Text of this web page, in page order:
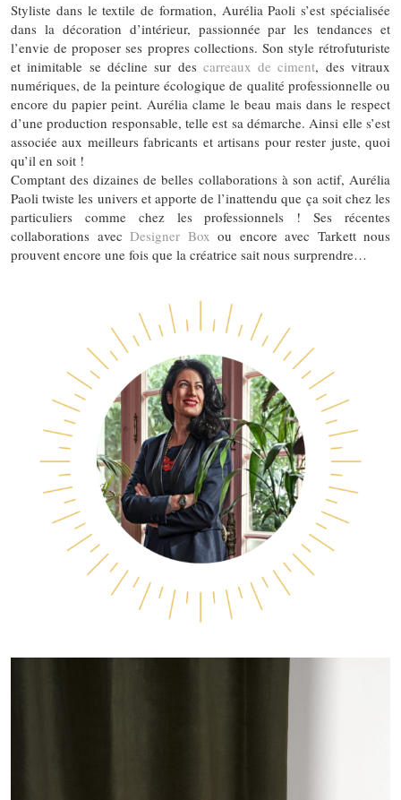
Styliste dans le textile de formation, Aurélia Paoli s’est spécialisée
dans la décoration d’intérieur, passionnée par les tendances et
l’envie de proposer ses propres collections. Son style rétrofuturiste
et inimitable se décline sur des carreaux de ciment, des vitraux
numériques, de la peinture écologique de qualité professionnelle ou
encore du papier peint. Aurélia clame le beau mais dans le respect
d’une production responsable, telle est sa démarche. Ainsi elle s’est
associée aux meilleurs fabricants et artisans pour rester juste, quoi
qu’il en soit !
Comptant des dizaines de belles collaborations à son actif, Aurélia
Paoli twiste les univers et apporte de l’inattendu que ça soit chez les
particuliers comme chez les professionnels ! Ses récentes
collaborations avec Designer Box ou encore avec Tarkett nous
prouvent encore une fois que la créatrice sait nous surprendre…